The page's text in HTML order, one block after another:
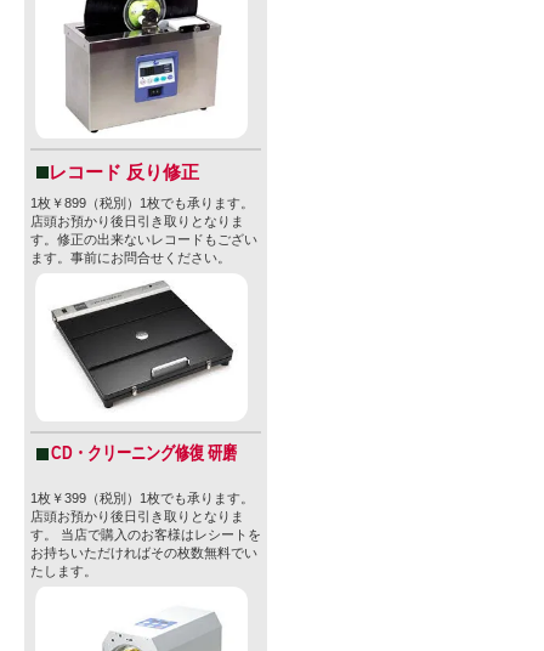
レコード 反り修正
1枚￥899（税別）1枚でも承ります。
店頭お預かり後日引き取りとなりま
す。修正の出来ないレコードもござい
ます。事前にお問合せください。
CD・クリーニング修復 研磨
1枚￥399（税別）1枚でも承ります。
店頭お預かり後日引き取りとなりま
す。 当店で購入のお客様はレシートを
お持ちいただければその枚数無料でい
たします。